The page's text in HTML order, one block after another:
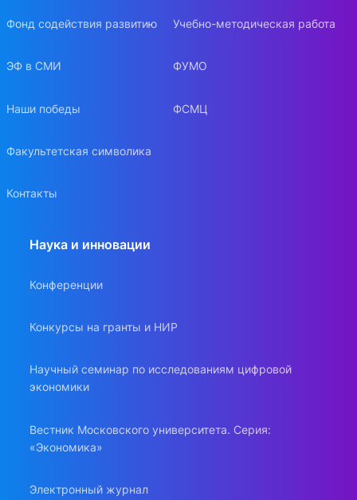
Фонд содействия развитию
ЭФ в СМИ
Наши победы
Факультетская символика
Контакты
Учебно-методическая работа
ФУМО
ФСМЦ
Наука и инновации
Конференции
Конкурсы на гранты и НИР
Научный семинар по исследованиям цифровой
экономики
Вестник Московского университета. Серия:
«Экономика»
Электронный журнал